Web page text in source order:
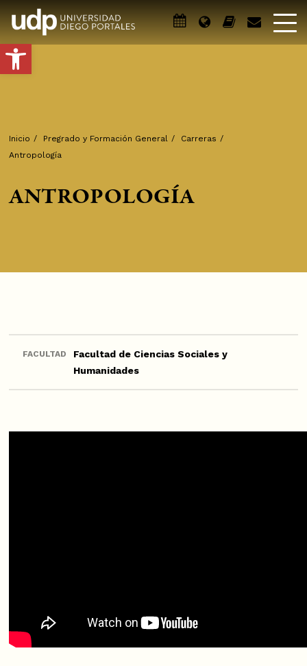
Abrir barra de herramientas
Inicio / Pregrado y Formación General / Carreras /
Antropología
ANTROPOLOGÍA
FACULTAD
Facultad de Ciencias Sociales y
Humanidades